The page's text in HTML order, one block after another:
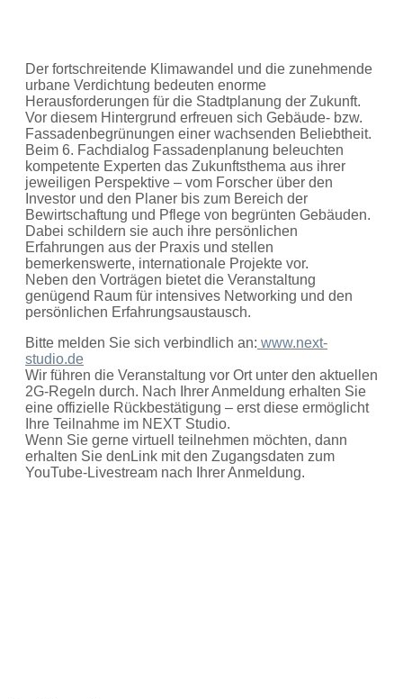
Der fortschreitende Klimawandel und die zunehmende
urbane Verdichtung bedeuten enorme
Herausforderungen für die Stadtplanung der Zukunft.
Vor diesem Hintergrund erfreuen sich Gebäude- bzw.
Fassadenbegrünungen einer wachsenden Beliebtheit.
Beim 6. Fachdialog Fassadenplanung beleuchten
kompetente Experten das Zukunftsthema aus ihrer
jeweiligen Perspektive – vom Forscher über den
Investor und den Planer bis zum Bereich der
Bewirtschaftung und Pflege von begrünten Gebäuden.
Dabei schildern sie auch ihre persönlichen
Erfahrungen aus der Praxis und stellen
bemerkenswerte, internationale Projekte vor.
Neben den Vorträgen bietet die Veranstaltung
genügend Raum für intensives Networking und den
persönlichen Erfahrungsaustausch.
Bitte melden Sie sich verbindlich an: www.next-
studio.de
Wir führen die Veranstaltung vor Ort unter den aktuellen
2G-Regeln durch. Nach Ihrer Anmeldung erhalten Sie
eine offizielle Rückbestätigung – erst diese ermöglicht
Ihre Teilnahme im NEXT Studio.
Wenn Sie gerne virtuell teilnehmen möchten, dann
erhalten Sie denLink mit den Zugangsdaten zum
YouTube-Livestream nach Ihrer Anmeldung.